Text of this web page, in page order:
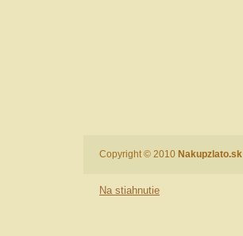
Copyright © 2010 Nakupzlato.sk
Na stiahnutie